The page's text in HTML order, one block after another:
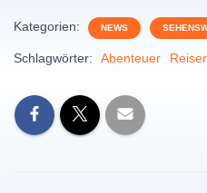
Kategorien: NEWS
Schlagwörter: Abenteuer